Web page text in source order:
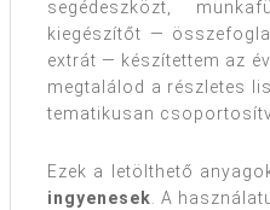
segédeszközt,
kiegészítőt —
extrát — készítettem az
megtalálod a részletes
tematikusan
Ezek a letölthető
ingyenesek. A